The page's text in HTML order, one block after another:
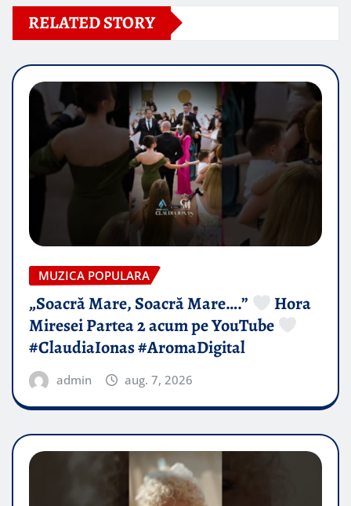
RELATED STORY
MUZICA POPULARA
„Soacră Mare, Soacră Mare….”
Hora
Miresei Partea 2 acum pe YouTube
#ClaudiaIonas #AromaDigital
admin aug. 7, 2026